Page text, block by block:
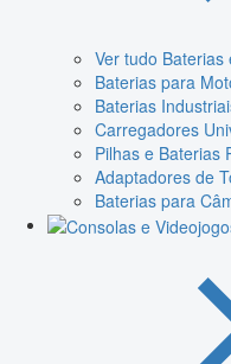
Ver tudo
Baterias para
Baterias
Carregadores
Pilhas e Baterias
Adaptadores de
Baterias para